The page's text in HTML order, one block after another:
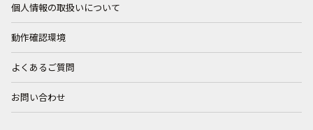
個人情報の取扱いについて
動作確認環境
よくあるご質問
お問い合わせ